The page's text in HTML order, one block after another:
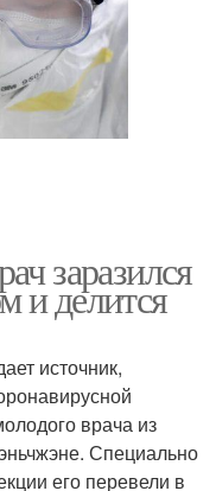
заразился
и делится
источник,
врача из
Специально
его перевели в